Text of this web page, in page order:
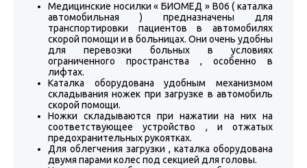
Медицинские носилки « БИОМЕД » В06 ( каталка
автомобильная ) предназначены для
транспортировки пациентов в автомобилях
скорой помощи и в больницах. Они очень удобны
для перевозки больных в условиях
ограниченного пространства , особенно в
лифтах.
Каталка оборудована удобным механизмом
складывания ножек при загрузке в автомобиль
скорой помощи.
Ножки складываются при нажатии на них на
соответствующее устройство , и отжатых
предохранительных рукоятках.
Для облегчения загрузки , каталка оборудована
двумя парами колес под секцией для головы.